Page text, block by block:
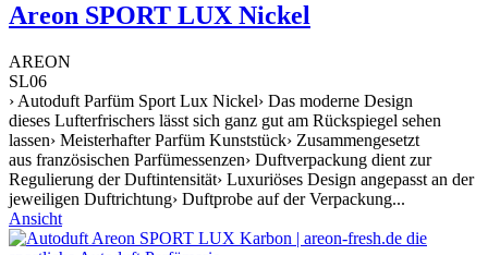
Areon SPORT LUX Nickel
AREON
SL06
› Autoduft Parfüm Sport Lux Nickel› Das moderne Design
dieses Lufterfrischers lässt sich ganz gut am Rückspiegel sehen
lassen› Meisterhafter Parfüm Kunststück› Zusammengesetzt
aus französischen Parfümessenzen› Duftverpackung dient zur
Regulierung der Duftintensität› Luxuriöses Design angepasst an der
jeweiligen Duftrichtung› Duftprobe auf der Verpackung...
Ansicht